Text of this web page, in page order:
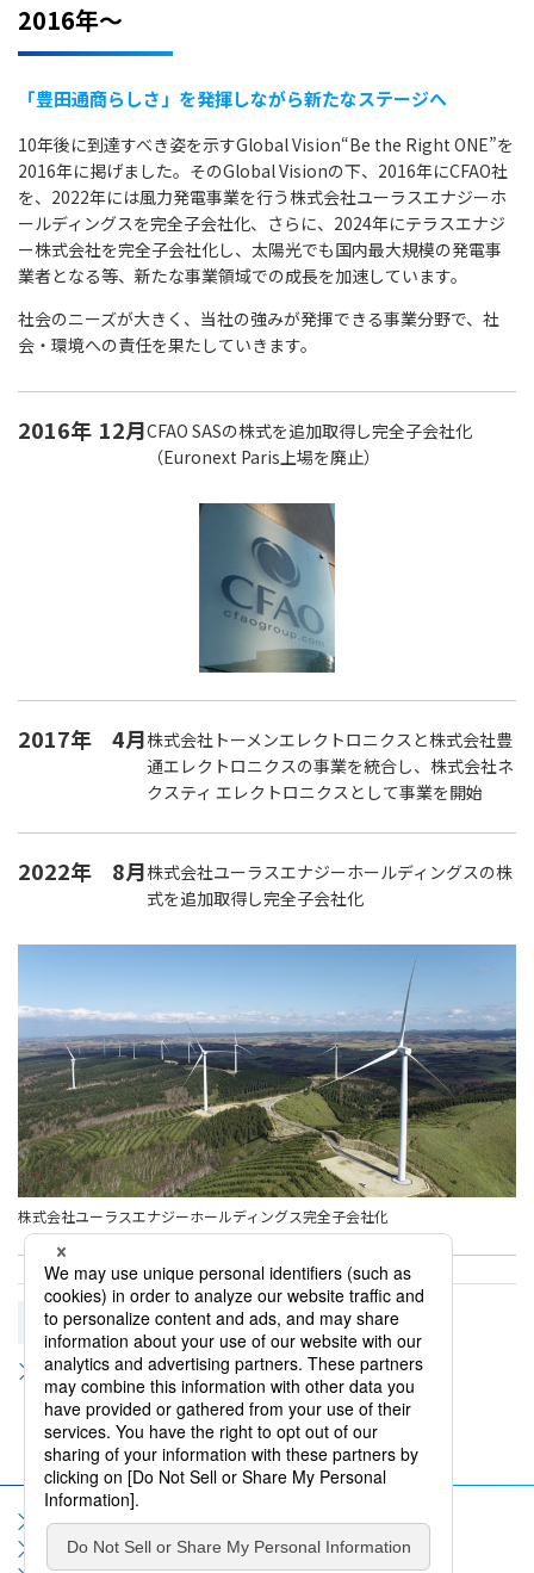
2016年～
「豊田通商らしさ」を発揮しながら新たなステージへ
10年後に到達すべき姿を示すGlobal Vision“Be the Right ONE”を
2016年に掲げました。そのGlobal Visionの下、2016年にCFAO社
を、2022年には風力発電事業を行う株式会社ユーラスエナジーホ
ールディングスを完全子会社化、さらに、2024年にテラスエナジ
ー株式会社を完全子会社化し、太陽光でも国内最大規模の発電事
業者となる等、新たな事業領域での成長を加速しています。
社会のニーズが大きく、当社の強みが発揮できる事業分野で、社
会・環境への責任を果たしていきます。
2016年 12月CFAO SASの株式を追加取得し完全子会社化
（Euronext Paris上場を廃止）
2017年 4月株式会社トーメンエレクトロニクスと株式会社豊
通エレクトロニクスの事業を統合し、株式会社ネ
クスティ エレクトロニクスとして事業を開始
2022年 8月株式会社ユーラスエナジーホールディングスの株
式を追加取得し完全子会社化
株式会社ユーラスエナジーホールディングス完全子会社化
関連リンク
豊田通商を知る
サイトマップ サイト利用規約
個人情報保護方針
ソーシャルメディア利用規約
情報セキュリティポリシー